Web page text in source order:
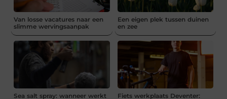
Van losse vacatures naar een
slimme wervingsaanpak
Een eigen plek tussen duinen
en zee
Sea salt spray: wanneer werkt
Fiets werkplaats Deventer: